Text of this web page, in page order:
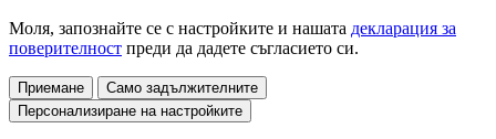
Моля, запознайте се с настройките и нашата декларация за
поверителност преди да дадете съгласието си.
Приемане
Само задължителните
Персонализиране на настройките